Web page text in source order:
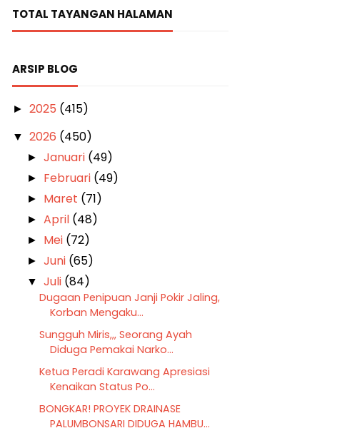
TOTAL TAYANGAN HALAMAN
ARSIP BLOG
►2025 (415)
▼2026 (450)
► Januari (49)
► Februari (49)
► Maret (71)
► April (48)
► Mei (72)
► Juni (65)
▼ Juli (84)
Dugaan Penipuan Janji Pokir Jaling,
Korban Mengaku...
Sungguh Miris,,, Seorang Ayah
Diduga Pemakai Narko...
Ketua Peradi Karawang Apresiasi
Kenaikan Status Po...
BONGKAR! PROYEK DRAINASE
PALUMBONSARI DIDUGA HAMBU...